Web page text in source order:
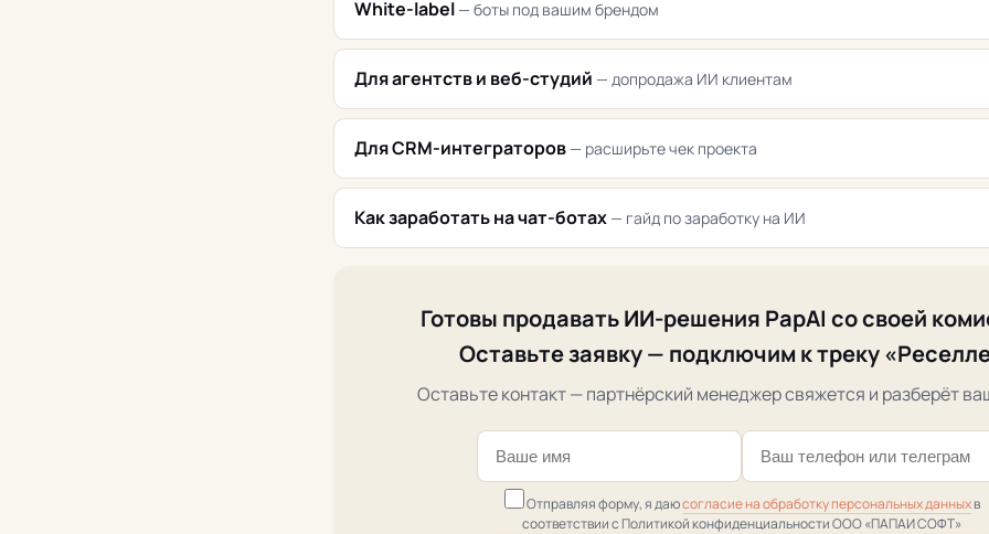
White-label — боты под вашим брендом
Для агентств и веб-студий — допродажа ИИ клиентам
Для CRM-интеграторов — расширьте чек проекта
Как заработать на чат-ботах — гайд по заработку на ИИ
Готовы продавать ИИ-решения PapAI со своей
Оставьте заявку — подключим к треку
Оставьте контакт — партнёрский менеджер свяжется и разберёт
Отправляя форму, я даюсогласие на обработку персональных данныхв
соответствии с Политикой конфиденциальности ООО «ПАПАИ СОФТ»